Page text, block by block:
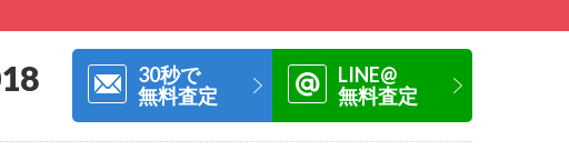
30秒で
無料査定
LINE@
無料査定